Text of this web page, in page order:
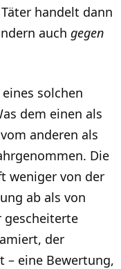
handelt dann
auch gegen
solchen
dem einen als
anderen als
Die
weniger von der
ab als von
gescheiterte
der
– eine Bewertung,